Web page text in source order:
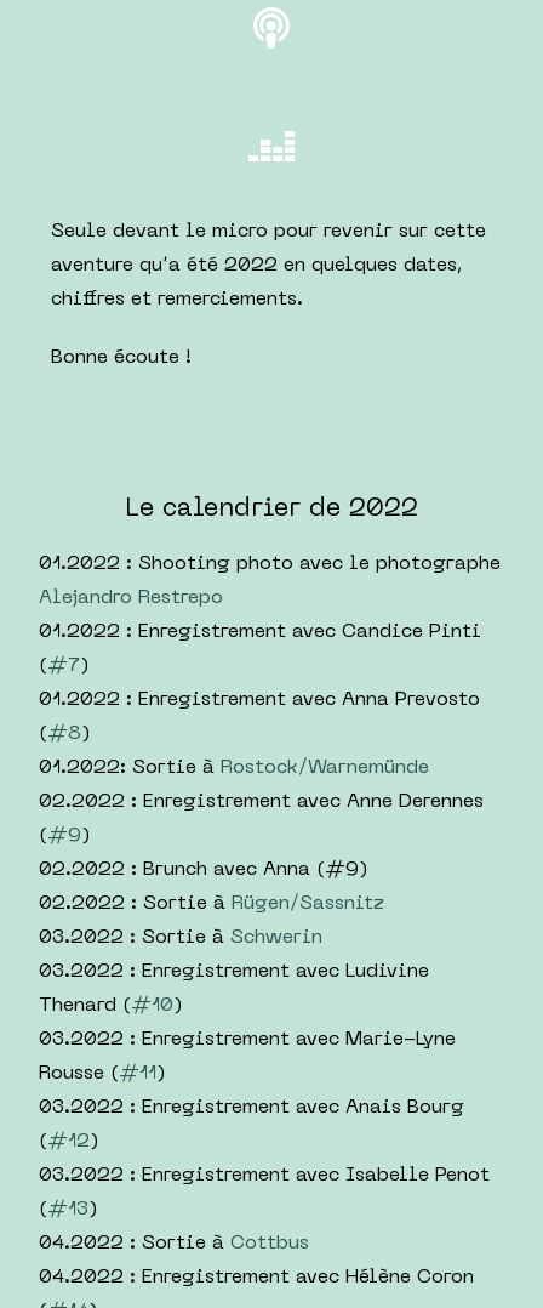
Seule devant le micro pour revenir sur cette
aventure qu’a été 2022 en quelques dates,
chiffres et remerciements.
Bonne écoute !
Le calendrier de 2022
01.2022 : Shooting photo avec le photographe
Alejandro Restrepo
01.2022 : Enregistrement avec Candice Pinti
(#7)
01.2022 : Enregistrement avec Anna Prevosto
(#8)
01.2022: Sortie à Rostock/Warnemünde
02.2022 : Enregistrement avec Anne Derennes
(#9)
02.2022 : Brunch avec Anna (#9)
02.2022 : Sortie à Rügen/Sassnitz
03.2022 : Sortie àSchwerin
03.2022 : Enregistrement avec Ludivine
Thenard (#10)
03.2022 : Enregistrement avec Marie-Lyne
Rousse (#11 )
03.2022 : Enregistrement avec Anais Bourg
(#12)
03.2022 : Enregistrement avec Isabelle Penot
(#13)
04.2022 : Sortie àCottbus
04.2022 : Enregistrement avec Hélène Coron